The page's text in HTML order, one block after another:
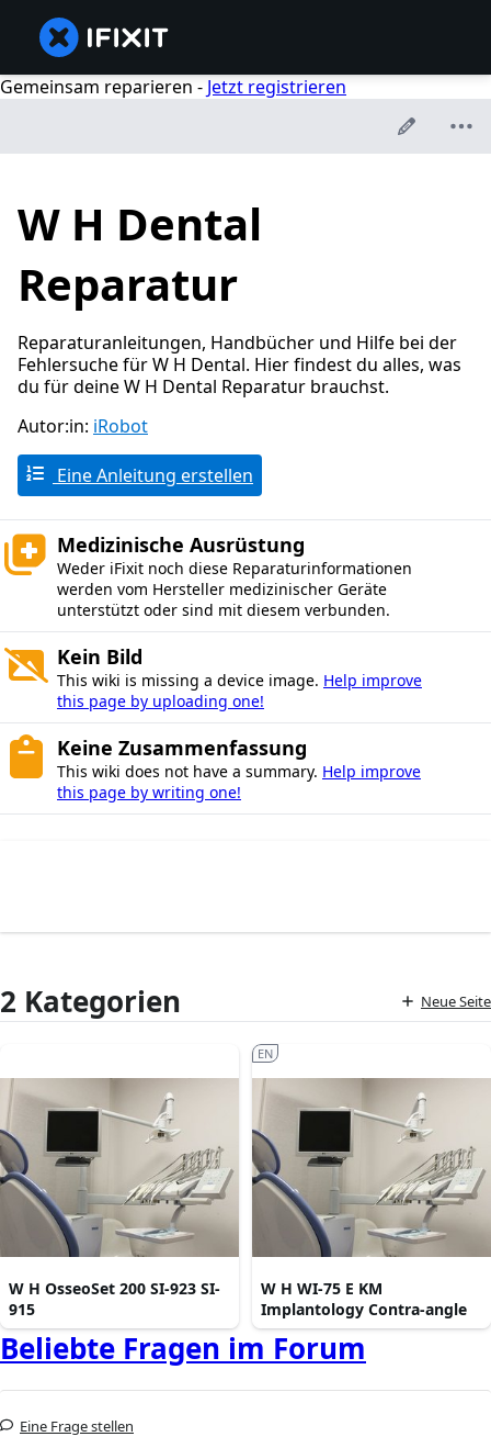
Gemeinsam reparieren - Jetzt registrieren
W H Dental
Reparatur
Reparaturanleitungen, Handbücher und Hilfe bei der
Fehlersuche für W H Dental. Hier findest du alles, was
du für deine W H Dental Reparatur brauchst.
Autor:in: iRobot
Eine Anleitung erstellen
Medizinische Ausrüstung
Weder iFixit noch diese Reparaturinformationen
werden vom Hersteller medizinischer Geräte
unterstützt oder sind mit diesem verbunden.
Kein Bild
This wiki is missing a device image. Help improve
this page by uploading one!
Keine Zusammenfassung
This wiki does not have a summary. Help improve
this page by writing one!
2 Kategorien Neue Seite
W H OsseoSet 200 SI-923 SI-
915
W H WI-75 E KM
Implantology Contra-angle
EN
Beliebte Fragen im Forum
Eine Frage stellen